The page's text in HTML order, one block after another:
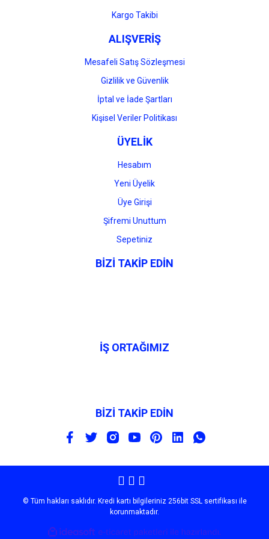
Gönder
Kargo Takibi
ALIŞVERİŞ
Mesafeli Satış Sözleşmesi
Gizlilik ve Güvenlik
İptal ve İade Şartları
Kişisel Veriler Politikası
ÜYELİK
Hesabım
Yeni Üyelik
Üye Girişi
Şifremi Unuttum
Sepetiniz
BİZİ TAKİP EDİN
İŞ ORTAĞIMIZ
BİZİ TAKİP EDİN
© Tüm hakları saklıdır. Kredi kartı bilgileriniz 256bit SSL sertifikası ile
korunmaktadır.
ideasoft
e-